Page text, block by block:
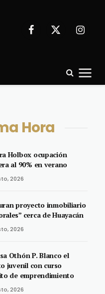
Facebook
X
Hora
Holbox ocupación
al 90% en verano
2026
proyecto inmobiliario
cerca de Huayacán
2026
Othón P. Blanco el
juvenil con curso
de emprendimiento
2026